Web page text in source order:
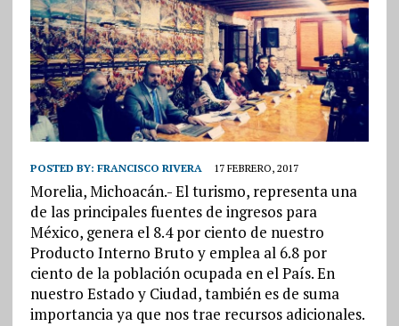
POSTED BY: FRANCISCO RIVERA 17 FEBRERO, 2017
Morelia, Michoacán.- El turismo, representa una
de las principales fuentes de ingresos para
México, genera el 8.4 por ciento de nuestro
Producto Interno Bruto y emplea al 6.8 por
ciento de la población ocupada en el País. En
nuestro Estado y Ciudad, también es de suma
importancia ya que nos trae recursos adicionales.